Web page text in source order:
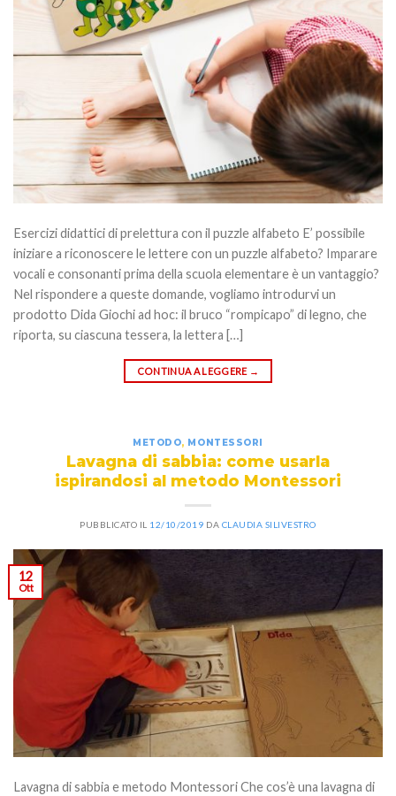
Esercizi didattici di prelettura con il puzzle alfabeto E’ possibile
iniziare a riconoscere le lettere con un puzzle alfabeto? Imparare
vocali e consonanti prima della scuola elementare è un vantaggio?
Nel rispondere a queste domande, vogliamo introdurvi un
prodotto Dida Giochi ad hoc: il bruco “rompicapo” di legno, che
riporta, su ciascuna tessera, la lettera […]
CONTINUA A LEGGERE →
METODO, MONTESSORI
Lavagna di sabbia: come usarla
ispirandosi al metodo Montessori
PUBBLICATO IL 12/10/2019 DA CLAUDIA SILIVESTRO
12
Ott
Lavagna di sabbia e metodo Montessori Che cos’è una lavagna di